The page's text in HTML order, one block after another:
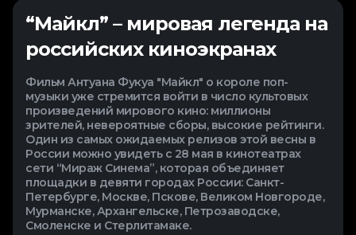
“Майкл” – мировая легенда на
российских киноэкранах
Фильм Антуана Фукуа "Майкл" о короле поп-
музыки уже стремится войти в число культовых
произведений мирового кино: миллионы
зрителей, невероятные сборы, высокие рейтинги.
Один из самых ожидаемых релизов этой весны в
России можно увидеть с 28 мая в кинотеатрах
сети “Мираж Синема”, которая объединяет
площадки в девяти городах России: Санкт-
Петербурге, Москве, Пскове, Великом Новгороде,
Мурманске, Архангельске, Петрозаводске,
Смоленске и Стерлитамаке.